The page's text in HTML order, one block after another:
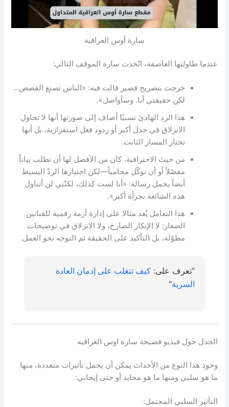
سارة أوس العراقية
عندما طاولتها العاصفة، اتّخذت سارة الموقف التالي:
خرجت بتصريح قصير قالت فيه: «الناس تصنع القصص…
لكن حقيقتي أنا. وسأواصل».
هذا الرد الهادئ نسبيًا أضاف إلى صورتها أنها لا تحاول
الانزلاق في جدل أكبر أو ردود فعل استفزازية، بل أنها
تختار المسار الثابت.
من حيث الاحترافية، كان من الأفضل لها أن تطلب بياناً
مفصّلاً أو أن توكّل محامياً—لكن اختيارها الردّ البسيط
أيضاً يحمل رسالة: «أنا لست كذلك، لكنّني لن أتناول
هذه الشائعة بجرأة أكبر».
هذا التعامل يُعد مثالا على إدارة أزمة رقمية للفنانين
الصغار: لا الإنكار الصارخ، ولا الانزلاق في توضيحات
مطوّلة، بل التأكيد على الحقيقة ثم التوجه نحو العمل.
“تعرف على: كيف تتغلب على إدمان العادة
السرية“
الجدل حول فيديو فضيحة ساره اوس العراقيه
وجود هذا النوع من الأحداث يمكن أن يحمل تأثيرات متعددة، منها
ما هو سلبي ومنها ما هو محايد أو حتى إيجابي:
التأثير السلبي المحتمل: